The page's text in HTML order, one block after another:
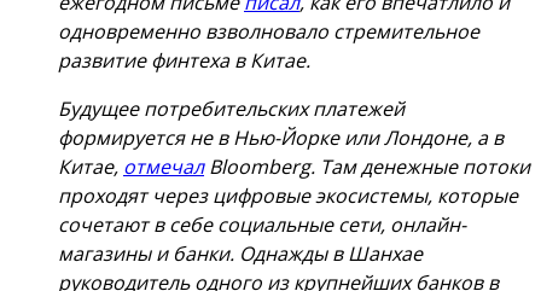
одновременно взволновало стремительное
развитие финтеха в Китае.
Будущее потребительских платежей
формируется не в Нью-Йорке или Лондоне, а в
Китае, отмечалBloomberg. Там денежные потоки
проходят через цифровые экосистемы, которые
сочетают в себе социальные сети, онлайн-
магазины и банки. Однажды в Шанхае
руководитель одного из крупнейших банков в